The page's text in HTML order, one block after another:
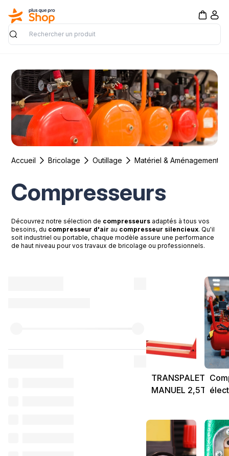
Rechercher
Accueil Bricolage Outillage Matériel & Aménagement
Compresseurs
Découvrez notre sélection de compresseurs adaptés à tous vos
besoins, du compresseur d'air au compresseur silencieux. Qu'il
soit industriel ou portable, chaque modèle assure une performance
de haut niveau pour vos travaux de bricolage ou professionnels.
TRANSPALETTE
MANUEL 2,5T